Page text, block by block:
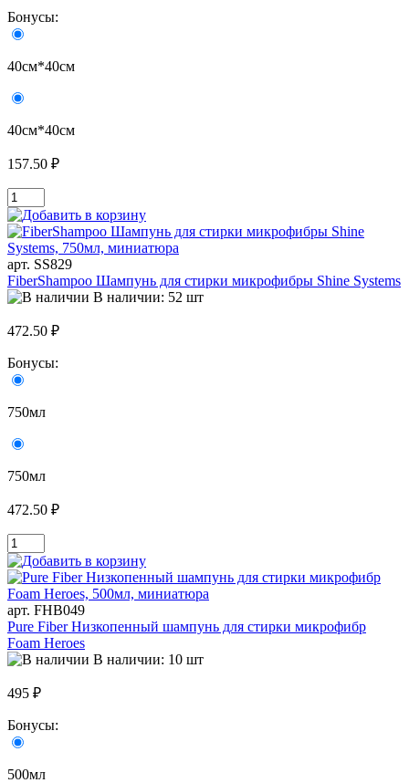
Бонусы:
40см*40см
40см*40см
157.50 ₽
арт. SS829
FiberShampoo Шампунь для стирки микрофибры Shine Systems
В наличии: 52 шт
472.50 ₽
Бонусы:
750мл
750мл
472.50 ₽
арт. FHB049
Pure Fiber Низкопенный шампунь для стирки микрофибр
Foam Heroes
В наличии: 10 шт
495 ₽
Бонусы:
500мл